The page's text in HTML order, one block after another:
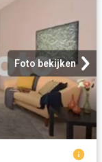
Foto bekijken